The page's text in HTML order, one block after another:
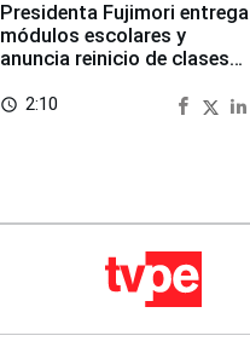
Presidenta Fujimori entrega
módulos escolares y
anuncia reinicio de clases
access_time 2:10